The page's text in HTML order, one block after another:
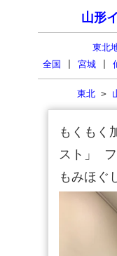
山形
東北
全国
宮城
東北 >
もくもく
スト」
もみほぐ